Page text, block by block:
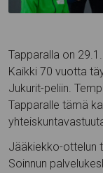
Tapparalla on
Kaikki 70 vuotta
Jukurit-peliin.
Tapparalle tämä
Jääkiekko-ottelun
Soinnun